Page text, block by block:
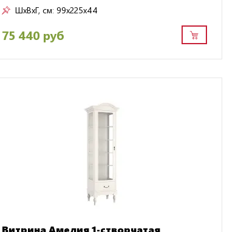
ШxВxГ, см: 99x225x44
75 440 руб
Витрина Амелия 1-створчатая